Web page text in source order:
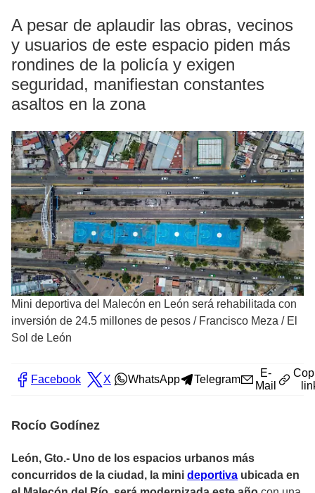
A pesar de aplaudir las obras, vecinos
y usuarios de este espacio piden más
rondines de la policía y exigen
seguridad, manifiestan constantes
asaltos en la zona
Mini deportiva del Malecón en León será rehabilitada con
inversión de 24.5 millones de pesos / Francisco Meza / El
Sol de León
Facebook X WhatsApp Telegram
E-
Mail
Rocío Godínez
León, Gto.- Uno de los espacios urbanos más
concurridos de la ciudad, la mini deportiva ubicada en